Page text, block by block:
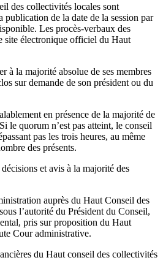
des collectivités locales sont
publication de la date de la session par
Les procès-verbaux des
site électronique officiel du Haut
à la majorité absolue de ses membres
sur demande de son président ou du
en présence de la majorité de
le quorum n’est pas atteint, le conseil
pas les trois heures, au même
des présents.
et avis à la majorité des
auprès du Haut Conseil des
l’autorité du Président du Conseil,
pris sur proposition du Haut
Cour administrative.
du Haut conseil des collectivités